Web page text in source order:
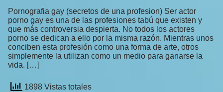
Pornografia gay (secretos de una profesion) Ser actor
porno gay es una de las profesiones tabú que existen y
que más controversia despierta. No todos los actores
porno se dedican a ello por la misma razón. Mientras unos
conciben esta profesión como una forma de arte, otros
simplemente la utilizan como un medio para ganarse la
vida. […]
1898 Vistas totales